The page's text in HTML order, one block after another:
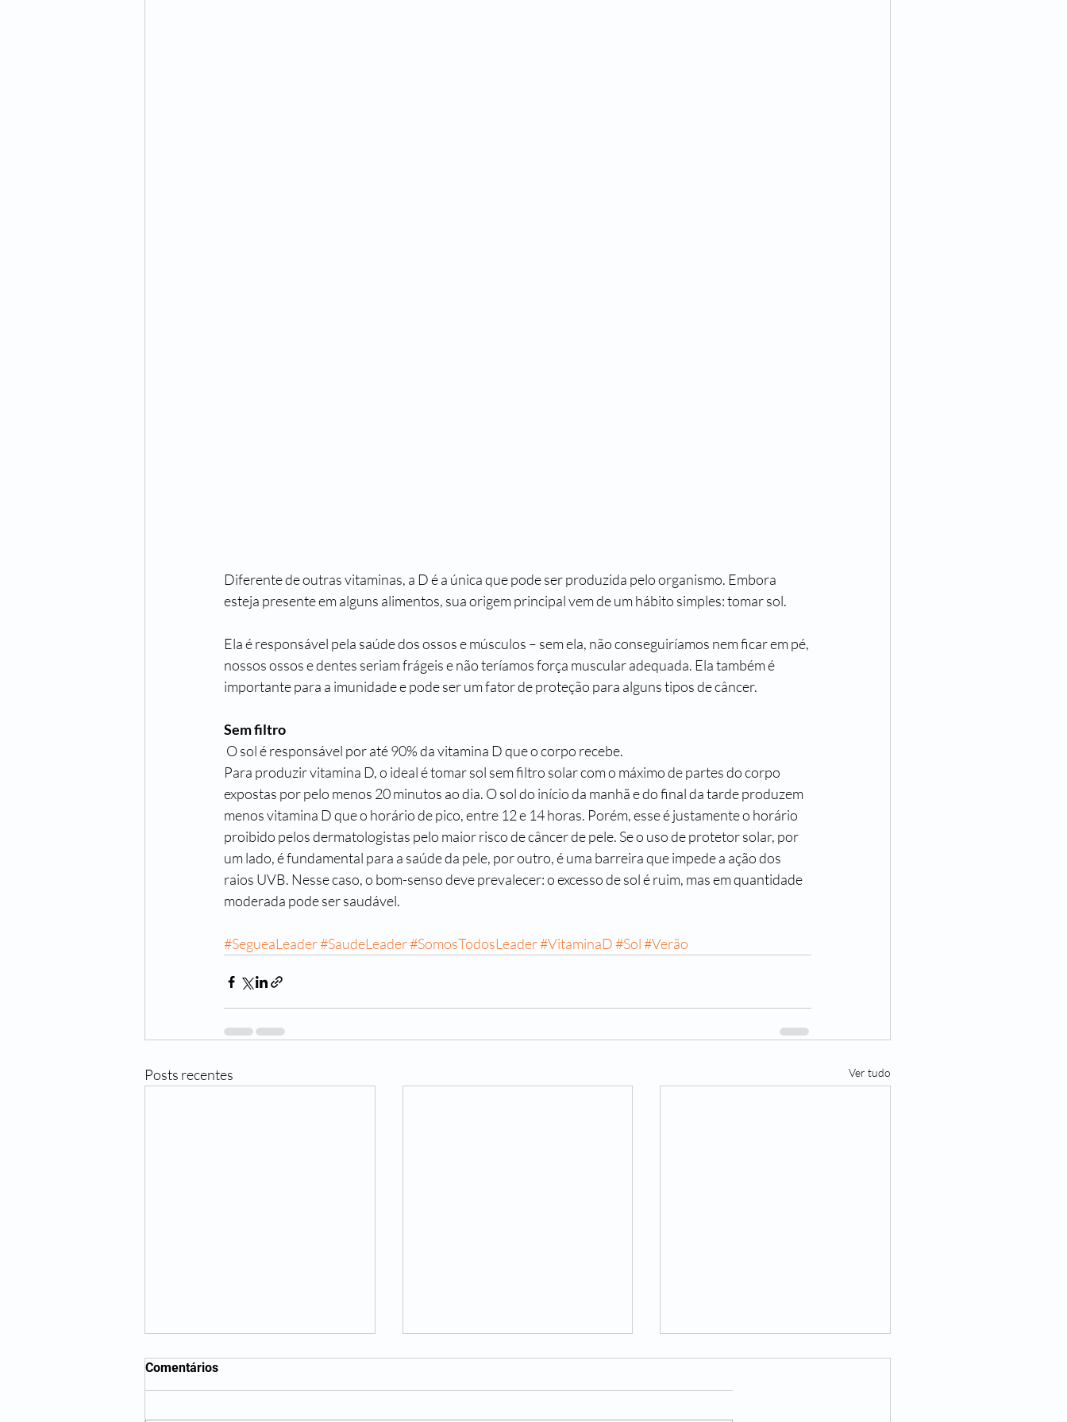
Diferente de outras vitaminas, a D é a única que pode ser produzida pelo organismo. Embora
esteja presente em alguns alimentos, sua origem principal vem de um hábito simples: tomar sol.
Ela é responsável pela saúde dos ossos e músculos – sem ela, não conseguiríamos nem ficar em pé,
nossos ossos e dentes seriam frágeis e não teríamos força muscular adequada. Ela também é
importante para a imunidade e pode ser um fator de proteção para alguns tipos de câncer.
Sem filtro
O sol é responsável por até 90% da vitamina D que o corpo recebe.
Para produzir vitamina D, o ideal é tomar sol sem filtro solar com o máximo de partes do corpo
expostas por pelo menos 20 minutos ao dia. O sol do início da manhã e do final da tarde produzem
menos vitamina D que o horário de pico, entre 12 e 14 horas. Porém, esse é justamente o horário
proibido pelos dermatologistas pelo maior risco de câncer de pele. Se o uso de protetor solar, por
um lado, é fundamental para a saúde da pele, por outro, é uma barreira que impede a ação dos
raios UVB. Nesse caso, o bom-senso deve prevalecer: o excesso de sol é ruim, mas em quantidade
moderada pode ser saudável.
#SegueaLeader#SaudeLeader#SomosTodosLeader#VitaminaD#Sol#Verão
Posts recentes Ver tudo
Comentários